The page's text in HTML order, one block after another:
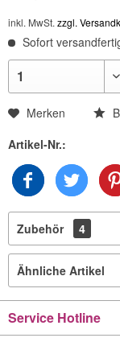
inkl. MwSt. zzgl.
Sofort
Merken
Artikel-Nr.:
Zubehör 4
Ähnliche Artikel
Service Hotline